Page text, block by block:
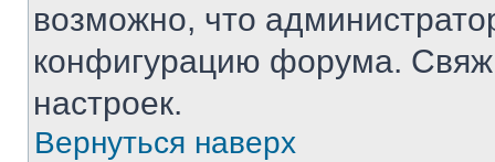
возможно, что
конфигурацию форума.
настроек.
Вернуться наверх